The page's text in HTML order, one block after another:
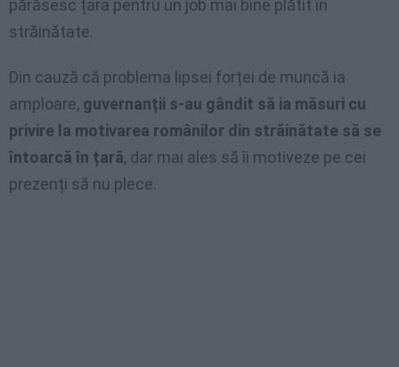
părăsesc țara pentru un job mai bine plătit în
străinătate.
Din cauză că problema lipsei forței de muncă ia
amploare, guvernanții s-au gândit să ia măsuri cu
privire la motivarea românilor din străinătate să se
întoarcă în țară, dar mai ales să îi motiveze pe cei
prezenți să nu plece.